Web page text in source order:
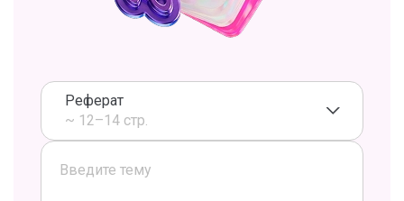
Реферат
~ 12–14 стр.